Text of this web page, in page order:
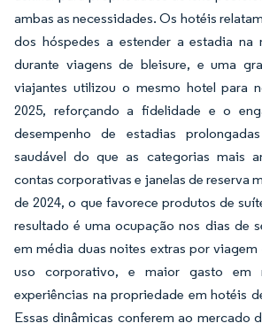
ambas as necessidades. Os hotéis
dos hóspedes a estender a estadia na
durante viagens de bleisure, e uma
viajantes utilizou o mesmo hotel para
2025, reforçando a fidelidade e o
desempenho de estadias
saudável do que as categorias mais
contas corporativas e janelas de reserva
de 2024, o que favorece produtos de
resultado é uma ocupação nos dias de
em média duas noites extras por
uso corporativo, e maior gasto em
experiências na propriedade em hotéis
Essas dinâmicas conferem ao mercado